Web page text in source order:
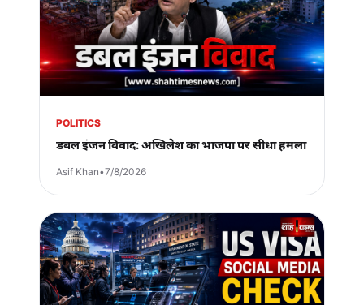
POLITICS
डबल इंजन विवाद: अखिलेश का भाजपा पर सीधा हमला
Asif Khan•7/8/2026